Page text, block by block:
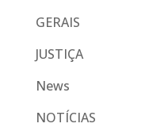
GERAIS
JUSTIÇA
News
NOTÍCIAS